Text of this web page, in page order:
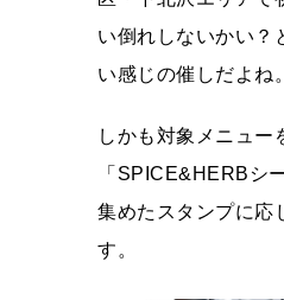
い倒れしないかい？
い感じの催しだよね。
しかも対象メニュ
「SPICE&HERBシ
集めたスタンプに応
す。